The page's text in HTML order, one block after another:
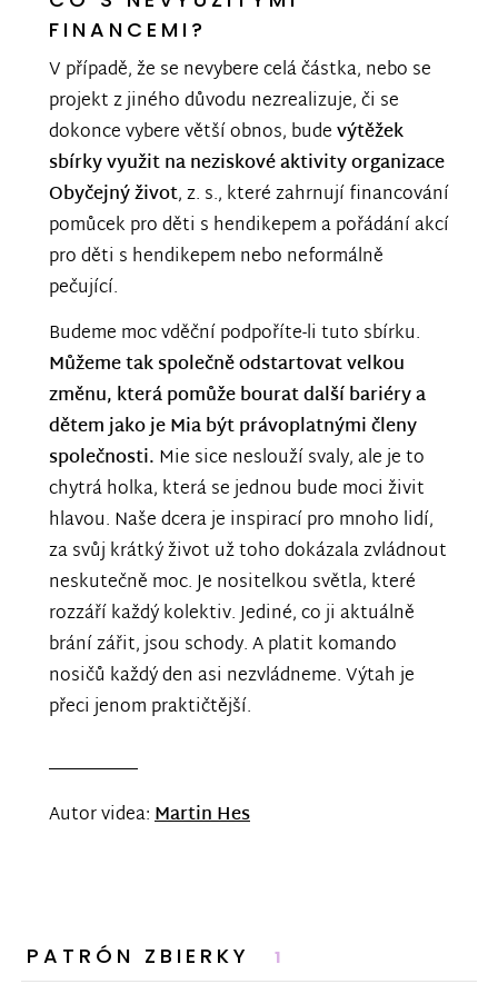
FINANCEMI?
V případě, že se nevybere celá částka, nebo se
projekt z jiného důvodu nezrealizuje, či se
dokonce vybere větší obnos, budevýtěžek
sbírky využit na neziskové aktivity organizace
Obyčejný život, z. s., které zahrnují financování
pomůcek pro děti s hendikepem a pořádání akcí
pro děti s hendikepem nebo neformálně
pečující.
Budeme moc vděční podpoříte-li tuto sbírku.
Můžeme tak společně odstartovat velkou
změnu, která pomůže bourat další bariéry a
dětem jako je Mia být právoplatnými členy
společnosti. Mie sice neslouží svaly, ale je to
chytrá holka, která se jednou bude moci živit
hlavou. Naše dcera je inspirací pro mnoho lidí,
za svůj krátký život už toho dokázala zvládnout
neskutečně moc. Je nositelkou světla, které
rozzáří každý kolektiv. Jediné, co ji aktuálně
brání zářit, jsou schody. A platit komando
nosičů každý den asi nezvládneme. Výtah je
přeci jenom praktičtější.
––––––––––
Autor videa:Martin Hes
PATRÓN ZBIERKY 1